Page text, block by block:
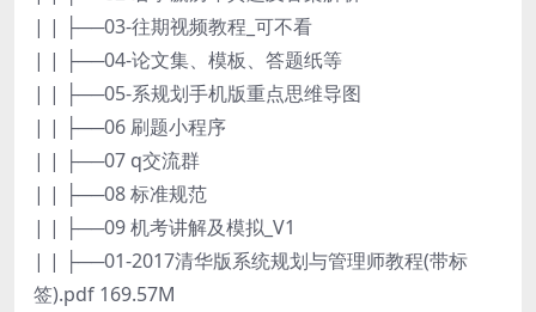
| | ├──03-往期视频教程_可不看
| | ├──04-论文集、模板、答题纸等
| | ├──05-系规划手机版重点思维导图
| | ├──06 刷题小程序
| | ├──07 q交流群
| | ├──08 标准规范
| | ├──09 机考讲解及模拟_V1
| | ├──01-2017清华版系统规划与管理师教程(带标
签).pdf 169.57M